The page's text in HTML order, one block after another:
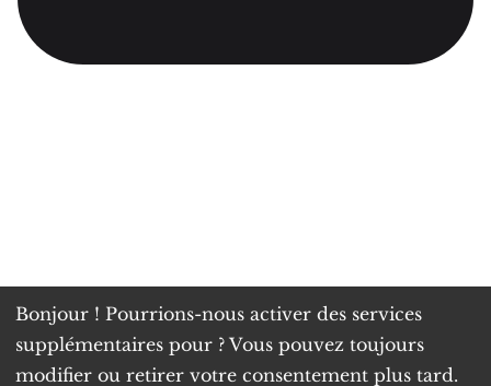
Bonjour ! Pourrions-nous activer des services
supplémentaires pour ? Vous pouvez toujours
modifier ou retirer votre consentement plus tard.